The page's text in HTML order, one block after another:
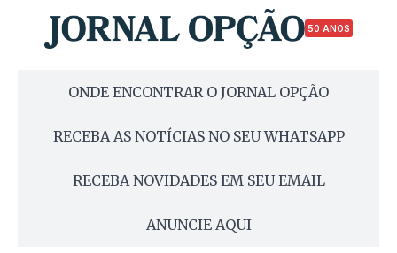
50 ANOS
ONDE ENCONTRAR O JORNAL OPÇÃO
RECEBA AS NOTÍCIAS NO SEU WHATSAPP
RECEBA NOVIDADES EM SEU EMAIL
ANUNCIE AQUI